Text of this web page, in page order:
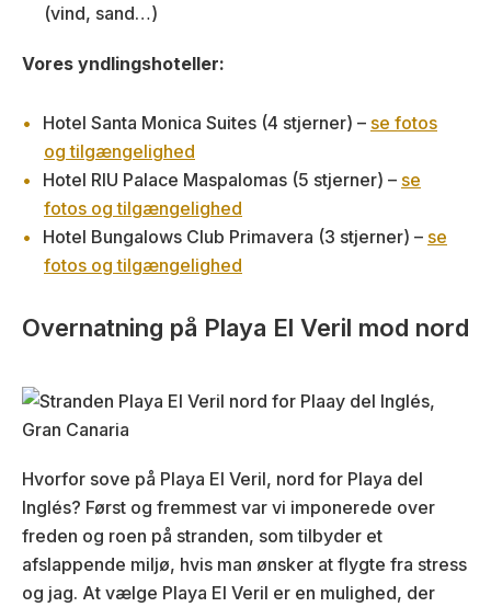
(vind, sand…)
Vores yndlingshoteller:
Hotel Santa Monica Suites (4 stjerner) – se fotos
og tilgængelighed
Hotel RIU Palace Maspalomas (5 stjerner) – se
fotos og tilgængelighed
Hotel Bungalows Club Primavera (3 stjerner) – se
fotos og tilgængelighed
Overnatning på Playa El Veril mod nord
Hvorfor sove på Playa El Veril, nord for Playa del
Inglés? Først og fremmest var vi imponerede over
freden og roen på stranden, som tilbyder et
afslappende miljø, hvis man ønsker at flygte fra stress
og jag. At vælge Playa El Veril er en mulighed, der